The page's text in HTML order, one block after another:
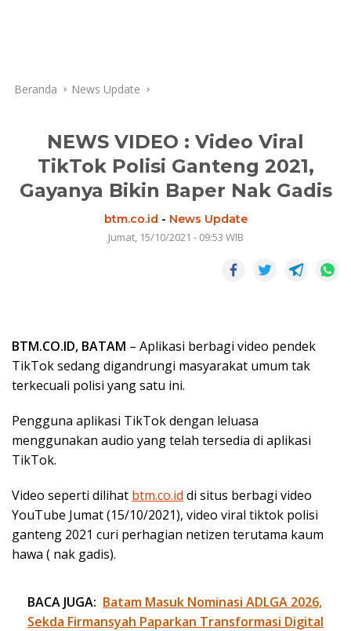
Beranda News Update
NEWS VIDEO : Video Viral
TikTok Polisi Ganteng 2021,
Gayanya Bikin Baper Nak Gadis
btm.co.id - News Update
Jumat, 15/10/2021 - 09:53 WIB
BTM.CO.ID, BATAM – Aplikasi berbagi video pendek
TikTok sedang digandrungi masyarakat umum tak
terkecuali polisi yang satu ini.
Pengguna aplikasi TikTok dengan leluasa
menggunakan audio yang telah tersedia di aplikasi
TikTok.
Video seperti dilihat btm.co.id di situs berbagi video
YouTube Jumat (15/10/2021), video viral tiktok polisi
ganteng 2021 curi perhagian netizen terutama kaum
hawa ( nak gadis).
BACA JUGA: Batam Masuk Nominasi ADLGA 2026,
Sekda Firmansyah Paparkan Transformasi Digital